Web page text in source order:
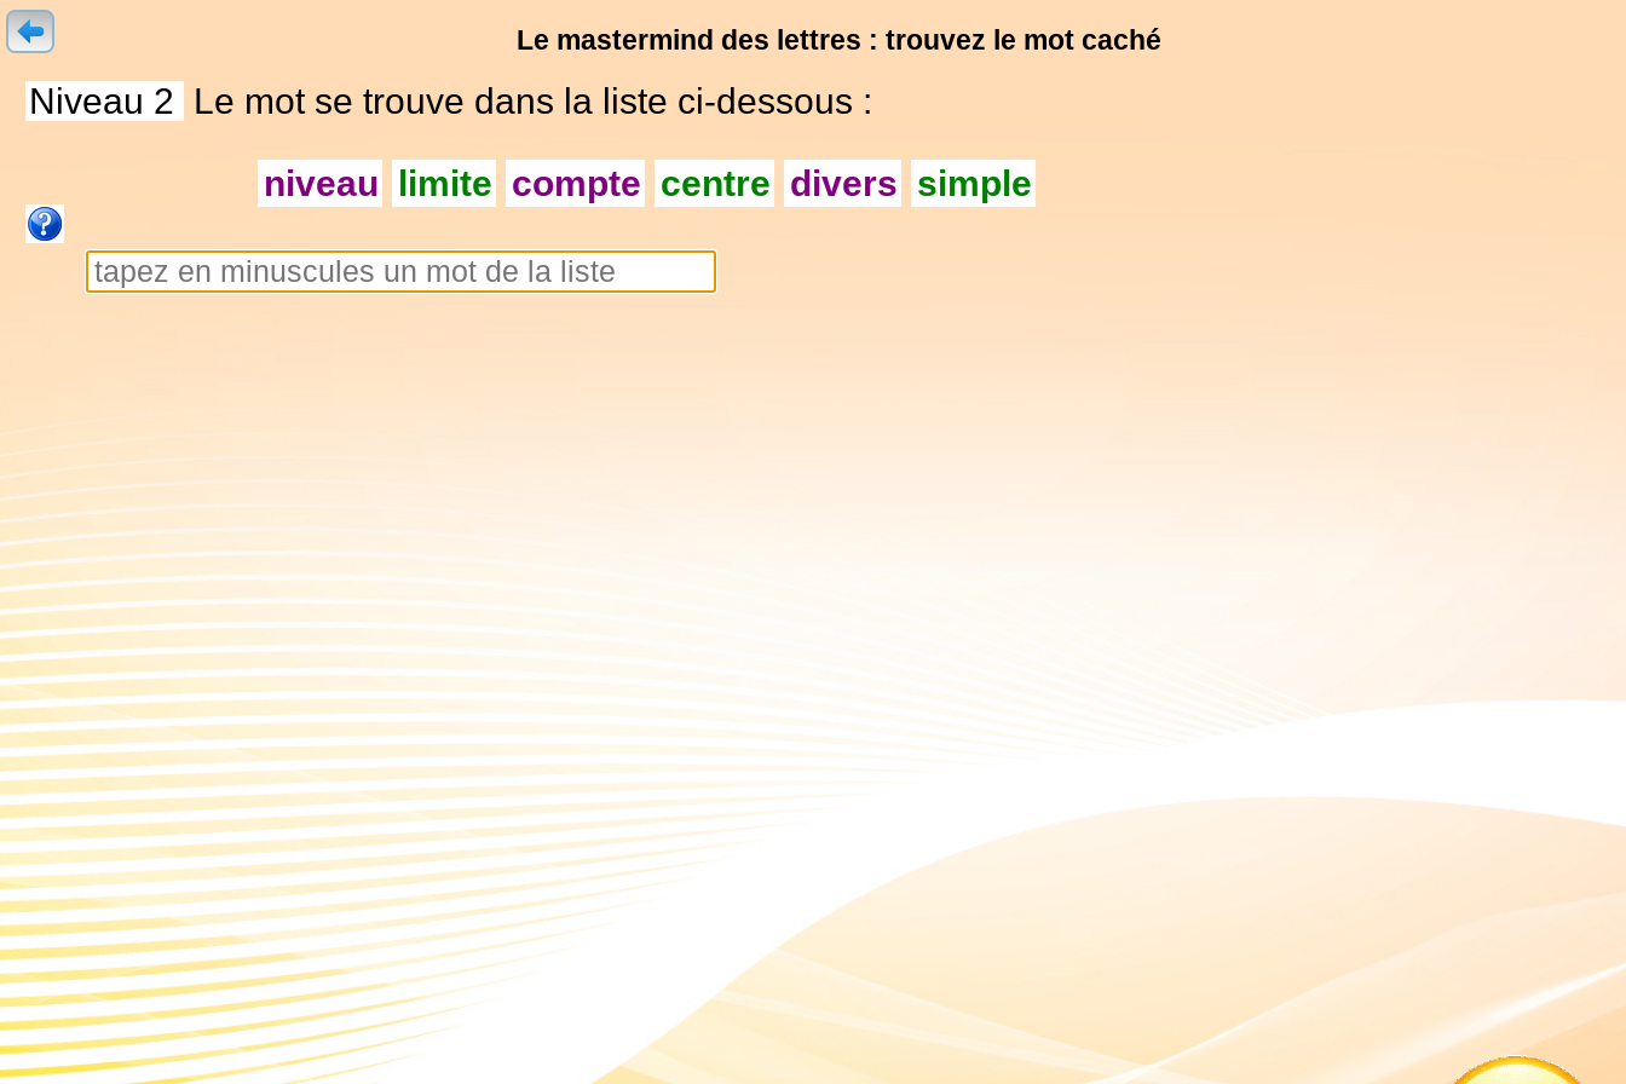
Le mastermind des lettres : trouvez le mot caché
Niveau 2 Le mot se trouve dans la liste ci-dessous :
niveau limite compte centre divers simple